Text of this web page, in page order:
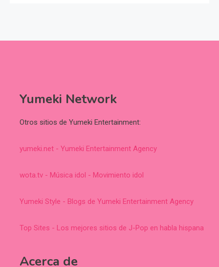
Yumeki Network
Otros sitios de Yumeki Entertainment:
yumeki.net - Yumeki Entertainment Agency
wota.tv - Música idol - Movimiento idol
Yumeki Style - Blogs de Yumeki Entertainment Agency
Top Sites - Los mejores sitios de J-Pop en habla hispana
Acerca de